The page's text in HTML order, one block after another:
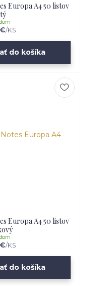
Europa A4 50 listov
/KS
do košíka
Europa A4 50 listov
/KS
do košíka